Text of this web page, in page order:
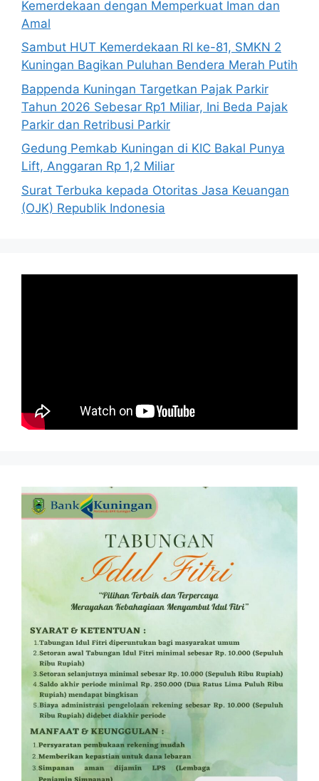
Kemerdekaan dengan Memperkuat Iman dan
Amal
Sambut HUT Kemerdekaan RI ke-81, SMKN 2
Kuningan Bagikan Puluhan Bendera Merah Putih
Bappenda Kuningan Targetkan Pajak Parkir
Tahun 2026 Sebesar Rp1 Miliar, Ini Beda Pajak
Parkir dan Retribusi Parkir
Gedung Pemkab Kuningan di KIC Bakal Punya
Lift, Anggaran Rp 1,2 Miliar
Surat Terbuka kepada Otoritas Jasa Keuangan
(OJK) Republik Indonesia